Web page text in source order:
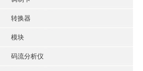
转换器
模块
码流分析仪